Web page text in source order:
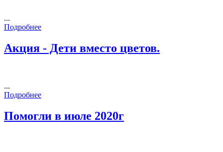
...
Подробнее
Акция - Дети вместо цветов.
...
Подробнее
Помогли в июле 2020г